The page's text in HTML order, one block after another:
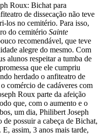
Roux: Bichat para
de dissecação não teve
los no cemitério. Para isso,
do cemitério Sainte
recomendável, que teve
alegre do mesmo. Com
alunos respeitar a tumba de
que ele cumpriu
herdado o anfiteatro de
comércio de cadáveres com
Roux parte da afeição
que, com o aumento e o
um dia, Philibert Joseph
possuir a cabeça de Bichat,
assim, 3 anos mais tarde,